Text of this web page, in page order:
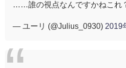
……誰の視点なんですかねこれ
— ユーリ (@Julius_0930) 2019